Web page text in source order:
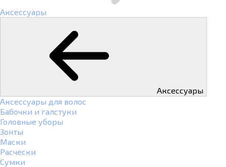
Аксессуары
Аксессуары
Аксессуары для волос
Бабочки и галстуки
Головные уборы
Зонты
Маски
Расчески
Сумки